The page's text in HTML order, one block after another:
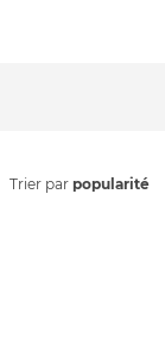
Trier par popularité